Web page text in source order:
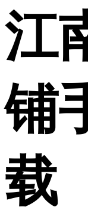
江
铺
载